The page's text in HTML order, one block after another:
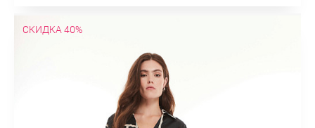
СКИДКА 40%